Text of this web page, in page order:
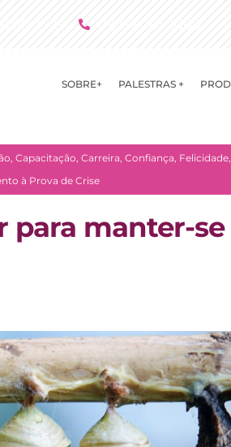
SOBRE+ PALESTRAS +
, Capacitação, Carreira, Confiança, Felicidade,
à Prova de Crise
para manter-se